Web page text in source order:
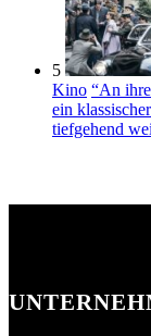
5
Kino “An
ein
tiefgehend